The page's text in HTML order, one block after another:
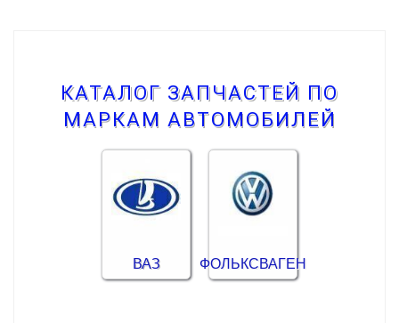
КАТАЛОГ ЗАПЧАСТЕЙ ПО
МАРКАМ АВТОМОБИЛЕЙ
ВАЗ ФОЛЬКСВАГЕН